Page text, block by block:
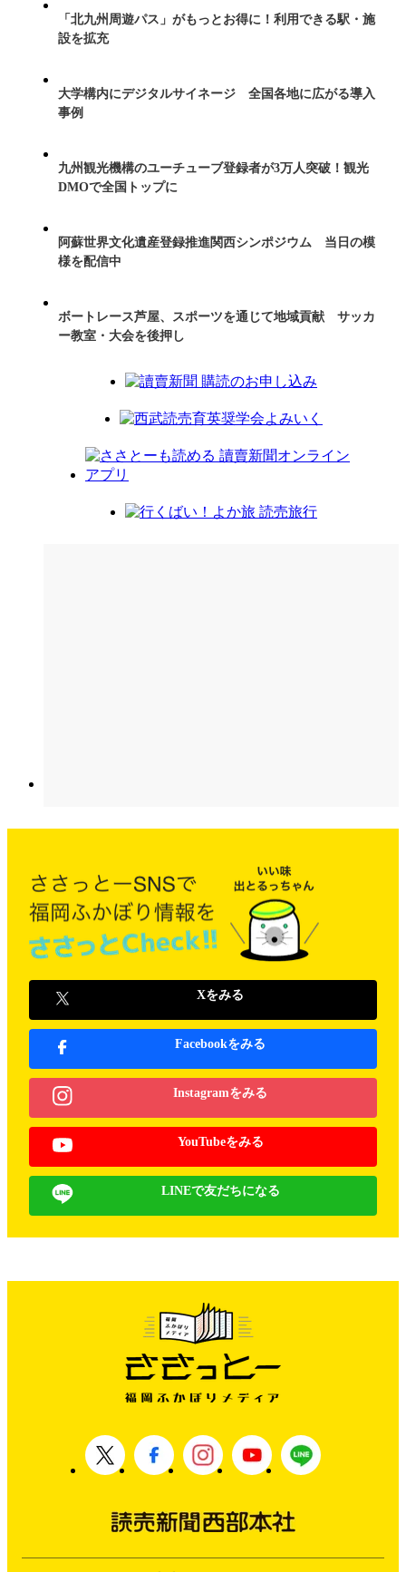
「北九州周遊パス」がもっとお得に！利用できる駅・施
設を拡充
大学構内にデジタルサイネージ 全国各地に広がる導入
事例
九州観光機構のユーチューブ登録者が3万人突破！観光
DMOで全国トップに
阿蘇世界文化遺産登録推進関西シンポジウム 当日の模
様を配信中
ボートレース芦屋、スポーツを通じて地域貢献 サッカ
ー教室・大会を後押し
Xをみる
Facebookをみる
Instagramをみる
YouTubeをみる
LINEで友だちになる